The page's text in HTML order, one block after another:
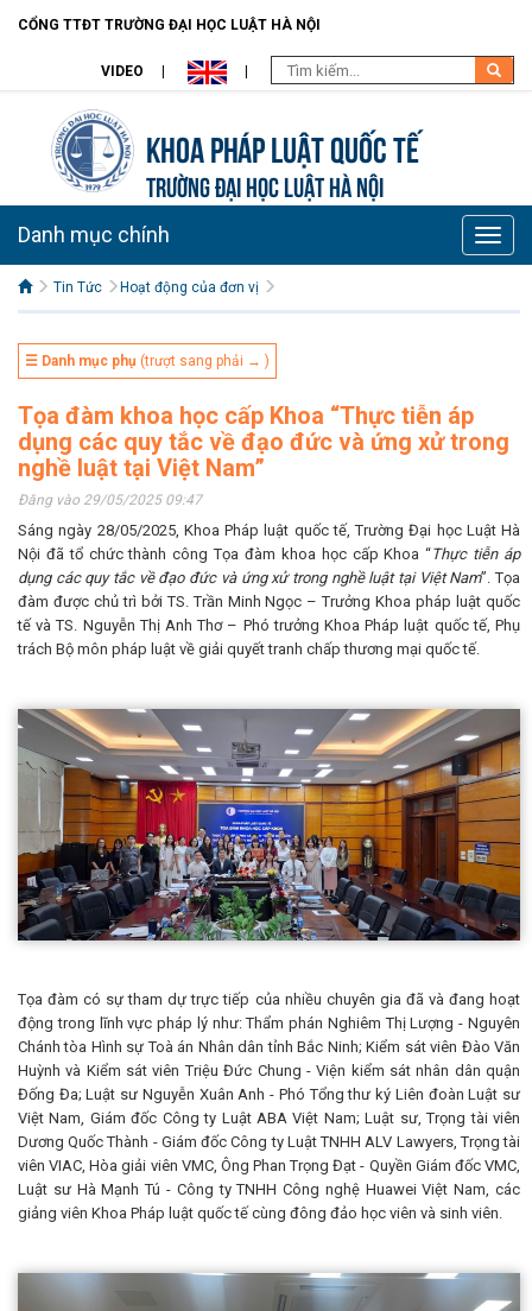
CỔNG TTĐT TRƯỜNG ĐẠI HỌC LUẬT HÀ NỘI
VIDEO
Khoa Pháp Luật Quốc Tế
TRƯỜNG ĐẠI HỌC LUẬT HÀ NỘI
Toggle
Danh mục chính
Tin Tức Hoạt động của đơn vị
☰ Danh mục phụ (trượt sang phải → )
Tọa đàm khoa học cấp Khoa “Thực tiễn áp
dụng các quy tắc về đạo đức và ứng xử trong
nghề luật tại Việt Nam”
Đăng vào 29/05/2025 09:47
Sáng ngày 28/05/2025, Khoa Pháp luật quốc tế, Trường Đại học Luật Hà
Nội đã tổ chức thành công Tọa đàm khoa học cấp Khoa “Thực tiễn áp
dụng các quy tắc về đạo đức và ứng xử trong nghề luật tại Việt Nam”. Tọa
đàm được chủ trì bởi TS. Trần Minh Ngọc – Trưởng Khoa pháp luật quốc
tế và TS. Nguyễn Thị Anh Thơ – Phó trưởng Khoa Pháp luật quốc tế, Phụ
trách Bộ môn pháp luật về giải quyết tranh chấp thương mại quốc tế.
Tọa đàm có sự tham dự trực tiếp của nhiều chuyên gia đã và đang hoạt
động trong lĩnh vực pháp lý như: Thẩm phán Nghiêm Thị Lượng - Nguyên
Chánh tòa Hình sự Toà án Nhân dân tỉnh Bắc Ninh; Kiểm sát viên Đào Văn
Huỳnh và Kiểm sát viên Triệu Đức Chung - Viện kiểm sát nhân dân quận
Đống Đa; Luật sư Nguyễn Xuân Anh - Phó Tổng thư ký Liên đoàn Luật sư
Việt Nam, Giám đốc Công ty Luật ABA Việt Nam; Luật sư, Trọng tài viên
Dương Quốc Thành - Giám đốc Công ty Luật TNHH ALV Lawyers, Trọng tài
viên VIAC, Hòa giải viên VMC, Ông Phan Trọng Đạt - Quyền Giám đốc VMC,
Luật sư Hà Mạnh Tú - Công ty TNHH Công nghệ Huawei Việt Nam, các
giảng viên Khoa Pháp luật quốc tế cùng đông đảo học viên và sinh viên.